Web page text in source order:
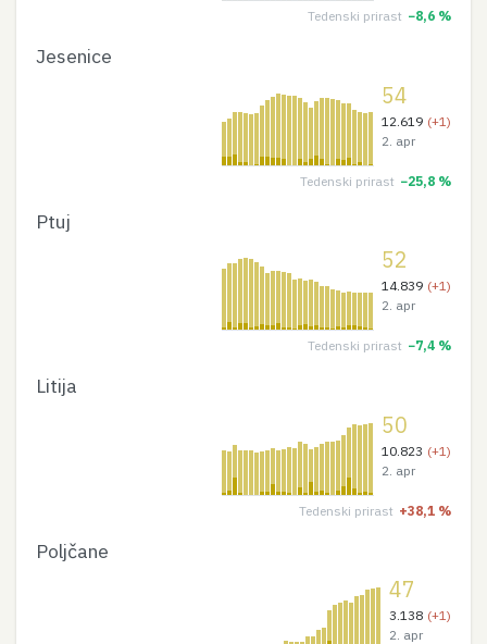
Tedenski prirast −8,6 %
Jesenice
54
12.619 (+1)
2. apr
Tedenski prirast −25,8 %
Ptuj
52
14.839 (+1)
2. apr
Tedenski prirast −7,4 %
Litija
50
10.823 (+1)
2. apr
Tedenski prirast +38,1 %
Poljčane
47
3.138 (+1)
2. apr